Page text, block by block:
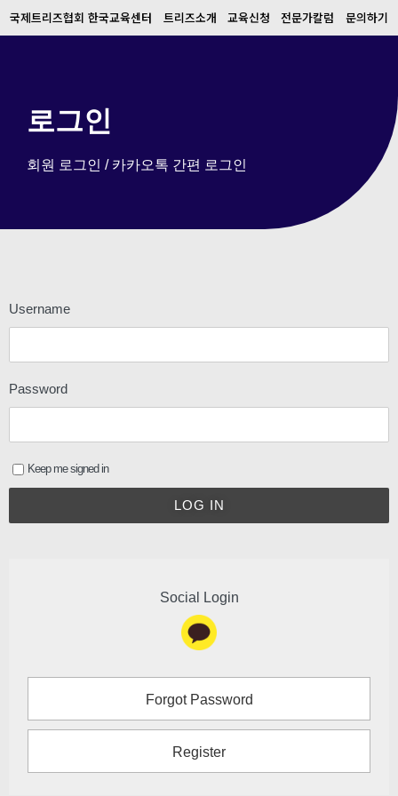
국제트리즈협회 한국교육센터 트리즈소개 교육신청 전문가칼럼 문의하기
로그인
회원 로그인 / 카카오톡 간편 로그인
Username
Password
Keep me signed in
LOG IN
Social Login
Forgot Password
Register